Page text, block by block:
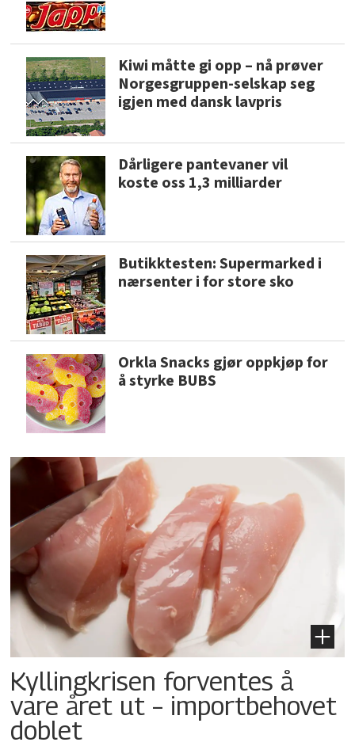
Kiwi måtte gi opp – nå prøver
Norgesgruppen-selskap seg
igjen med dansk lavpris
Dårligere pantevaner vil
koste oss 1,3 milliarder
Butikktesten: Supermarked i
nærsenter i for store sko
Orkla Snacks gjør oppkjøp for
å styrke BUBS
Kyllingkrisen forventes å
vare året ut – importbehovet
doblet